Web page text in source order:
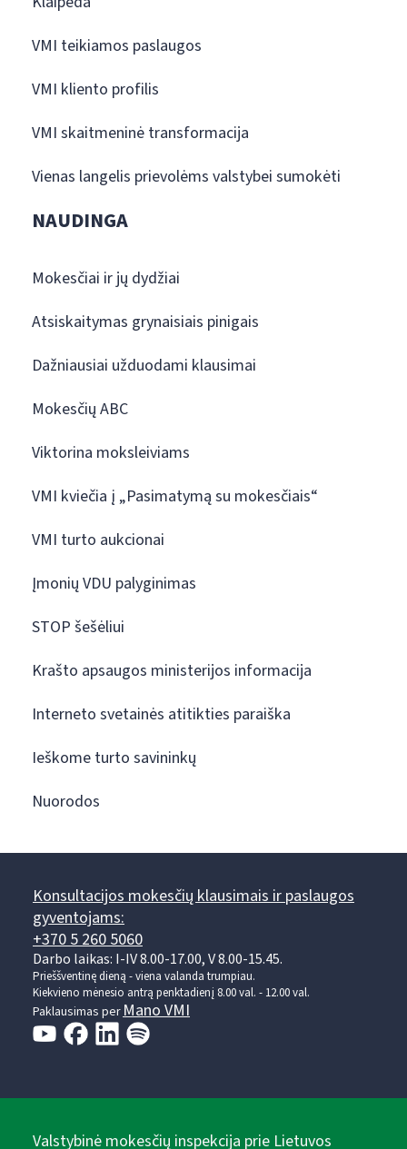
VMI teikiamos paslaugos
VMI kliento profilis
VMI skaitmeninė transformacija
Vienas langelis prievolėms valstybei sumokėti
NAUDINGA
Mokesčiai ir jų dydžiai
Atsiskaitymas grynaisiais pinigais
Dažniausiai užduodami klausimai
Mokesčių ABC
Viktorina moksleiviams
VMI kviečia į „Pasimatymą su mokesčiais“
VMI turto aukcionai
Įmonių VDU palyginimas
STOP šešėliui
Krašto apsaugos ministerijos informacija
Interneto svetainės atitikties paraiška
Ieškome turto savininkų
Nuorodos
Konsultacijos mokesčių klausimais ir paslaugos
gyventojams:
+370 5 260 5060
Darbo laikas: I-IV 8.00-17.00, V 8.00-15.45.
Prieššventinę dieną - viena valanda trumpiau.
Kiekvieno mėnesio antrą penktadienį 8.00 val. - 12.00 val.
Paklausimas perMano VMI
Valstybinė mokesčių inspekcija prie Lietuvos